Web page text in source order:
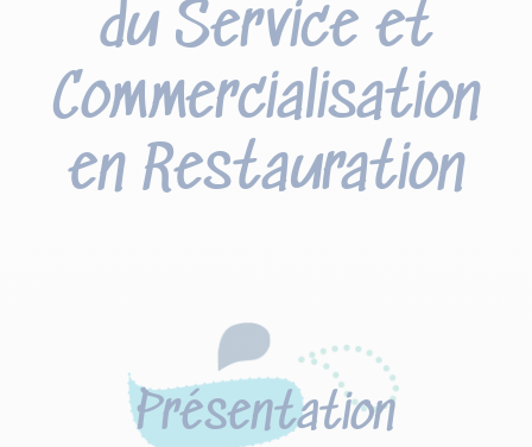
du Service et
Commercialisation
en Restauration
Présentation